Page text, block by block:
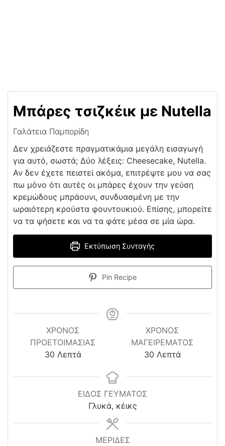
Μπάρες τσιζκέικ με Nutella
Γαλάτεια Παμπορίδη
Δεν χρειάζεστε πραγματικάμια μεγάλη εισαγωγή
για αυτό, σωστά; Δύο λέξεις: Cheesecake, Nutella.
Αν δεν έχετε πειστεί ακόμα, επιτρέψτε μου να σας
πω μόνο ότι αυτές οι μπάρες έχουν την γεύση
κρεμώδους μπράουνι, συνδυασμένη με την
ωραιότερη κρούστα φουντουκιού. Επίσης, μπορείτε
να τα ψήσετε και να τα φάτε μέσα σε μία ώρα.
Εκτύπωση Συνταγής
Pin Recipe
ΧΡΌΝΟΣ
ΠΡΟΕΤΟΙΜΑΣΊΑΣ
30minutes
Λεπτά
ΧΡΟΝΟΣ
ΜΑΓΕΙΡΕΜΑΤΟΣ
30minutes
Λεπτά
ΕΙΔΟΣ ΓΕΥΜΑΤΟΣ
Γλυκά, κέικς
ΜΕΡΙΔΕΣ